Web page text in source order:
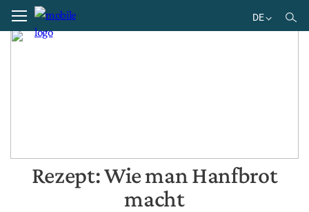
DE
Home Rezepte
Rezept: Wie man Hanfbrot
macht